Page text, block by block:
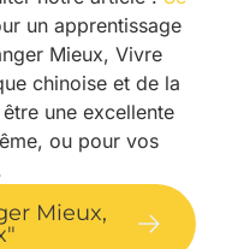
un apprentissage
Mieux, Vivre
chinoise et de la
une excellente
ou pour vos
Mieux,